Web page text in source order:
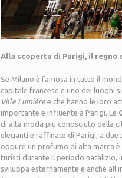
Alla scoperta di Parigi, il regno
Se Milano è famosa in tutto il
capitale francese è uno dei luoghi
Ville Lumière e che hanno le loro
importante e influente a Parigi. Le
di alta moda più conosciuto della
eleganti e raffinate di Parigi, a due
oppure un profumo di alta marca
turisti durante il periodo natalizio,
sviluppa esternamente e anche